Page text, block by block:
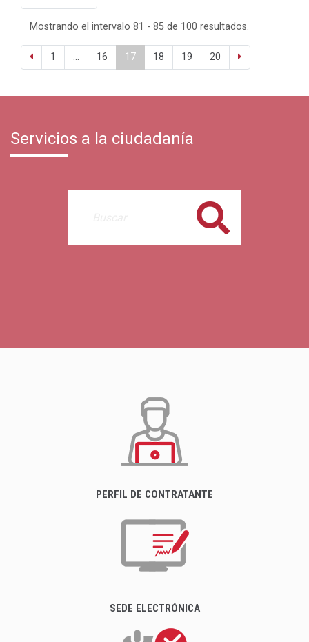
Mostrando el intervalo 81 - 85 de 100 resultados.
1 ... 16 17 18 19 20
Servicios a la ciudadanía
Buscar
PERFIL DE CONTRATANTE
SEDE ELECTRÓNICA